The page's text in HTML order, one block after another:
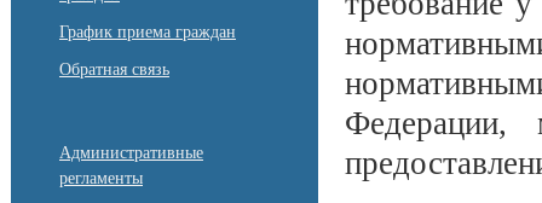
График приема граждан
Обратная связь
Административные
регламенты
Федерации,